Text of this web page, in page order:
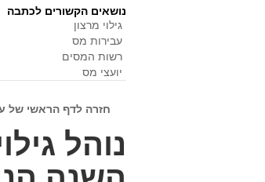
נושאים הקשורים לכתבה
גילוי מרצון
עבירות מס
רשות המסים
יועצי מס
חזרה לדף הראשי של
נוהל